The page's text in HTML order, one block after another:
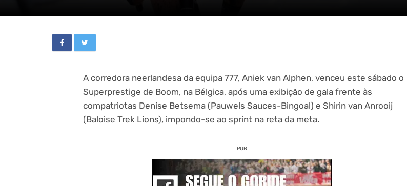
A corredora neerlandesa da equipa 777, Aniek van Alphen, venceu este sábado o
Superprestige de Boom, na Bélgica, após uma exibição de gala frente às
compatriotas Denise Betsema (Pauwels Sauces-Bingoal) e Shirin van Anrooij
(Baloise Trek Lions), impondo-se ao sprint na reta da meta.
PUB